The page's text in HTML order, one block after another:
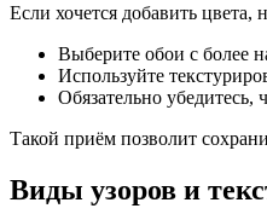
Если хочется добавить цвета,
Выберите обои с более
Используйте
Обязательно убедитесь,
Такой приём позволит
Виды узоров и